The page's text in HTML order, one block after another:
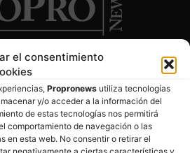
el consentimiento
Propronewsutiliza tecnologías
y/o acceder a la información del
de estas tecnologías nos permitirá
comportamiento de navegación o las
en esta web. No consentir o retirar el
negativamente a ciertas características y
NOSOTROS
- Subdirectora: Rosa Puch
Otero - Wikipedia